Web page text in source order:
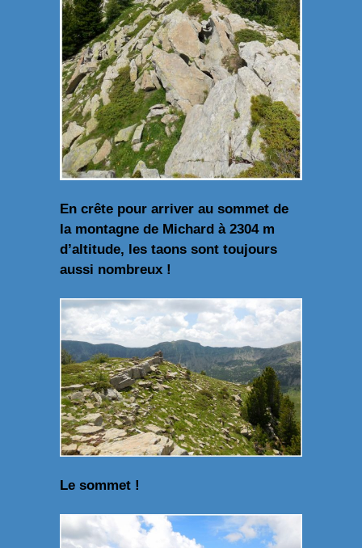
En crête pour arriver au sommet de
la montagne de Michard à 2304 m
d’altitude, les taons sont toujours
aussi nombreux !
Le sommet !